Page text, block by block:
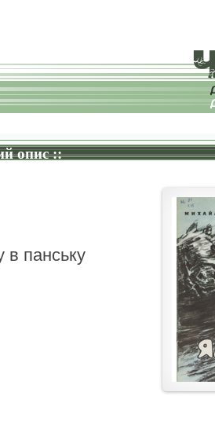
опис ::
в панську